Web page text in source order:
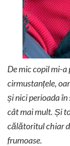
De mic copil mi-
cirmustanțele,
și nici perioada în
cât mai mult. Și
călătoritul chiar
frumoase.